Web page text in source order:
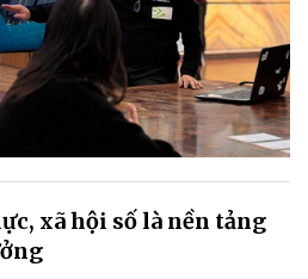
xã hội số là nền tảng